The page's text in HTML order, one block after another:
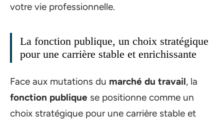
votre vie professionnelle.
La fonction publique, un choix stratégique
pour une carrière stable et enrichissante
Face aux mutations du marché du travail, la
fonction publique se positionne comme un
choix stratégique pour une carrière stable et